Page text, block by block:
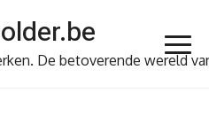
De betoverende wereld